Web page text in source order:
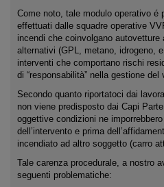
Come noto, tale modulo operativo é
effettuati dalle squadre operative
incendi che coinvolgano autovetture
alternativi (GPL, metano, idrogeno,
interventi che comportano rischi
di “responsabilità” nella gestione
Secondo quanto riportatoci dai
non viene predisposto dai Capi
oggettive condizioni ne
dell’intervento e prima
incendiato ad altro soggetto (carro
Tale carenza procedurale, a nostro
seguenti problematiche: